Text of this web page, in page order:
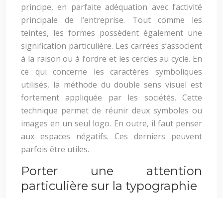
principe, en parfaite adéquation avec l’activité
principale de l’entreprise. Tout comme les
teintes, les formes possèdent également une
signification particulière. Les carrées s’associent
à la raison ou à l’ordre et les cercles au cycle. En
ce qui concerne les caractères symboliques
utilisés, la méthode du double sens visuel est
fortement appliquée par les sociétés. Cette
technique permet de réunir deux symboles ou
images en un seul logo. En outre, il faut penser
aux espaces négatifs. Ces derniers peuvent
parfois être utiles.
Porter une attention
particulière sur la typographie